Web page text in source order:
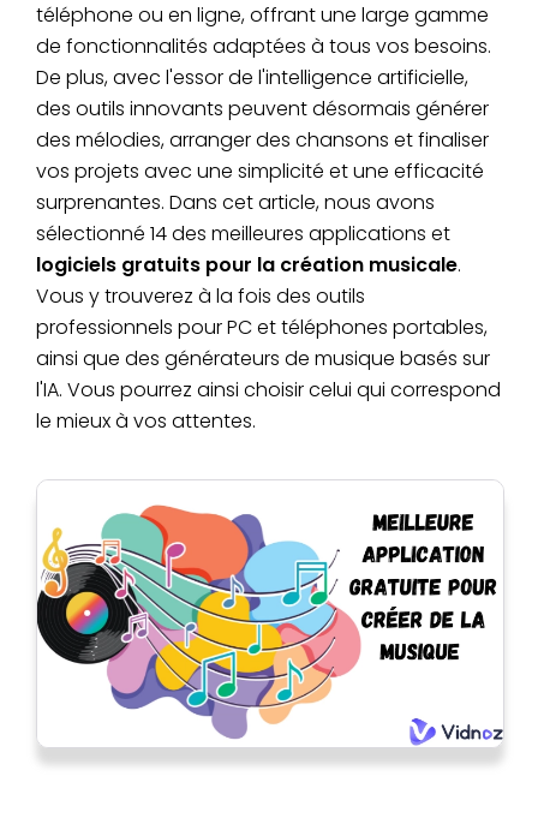
téléphone ou en ligne, offrant une large gamme
de fonctionnalités adaptées à tous vos besoins.
De plus, avec l'essor de l'intelligence artificielle,
des outils innovants peuvent désormais générer
des mélodies, arranger des chansons et finaliser
vos projets avec une simplicité et une efficacité
surprenantes. Dans cet article, nous avons
sélectionné 14 des meilleures applications et
logiciels gratuits pour la création musicale.
Vous y trouverez à la fois des outils
professionnels pour PC et téléphones portables,
ainsi que des générateurs de musique basés sur
l'IA. Vous pourrez ainsi choisir celui qui correspond
le mieux à vos attentes.